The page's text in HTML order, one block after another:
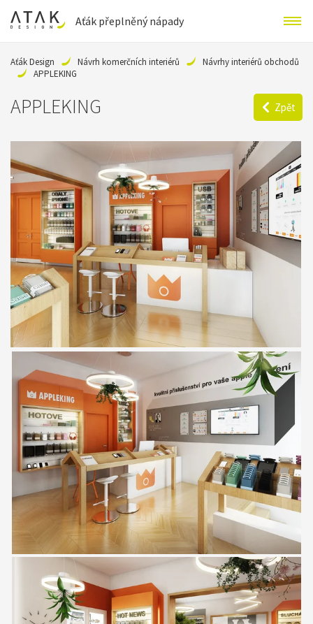
Aťák přeplněný nápady
Aťák Design Návrh komerčních interiérů
Návrhy interiérů obchodů
APPLEKING
APPLEKING Zpět